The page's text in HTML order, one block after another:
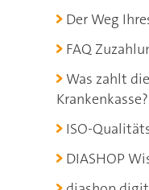
Der Weg
FAQ
Was zahlt die
Krankenkasse?
ISO-
DIASHOP